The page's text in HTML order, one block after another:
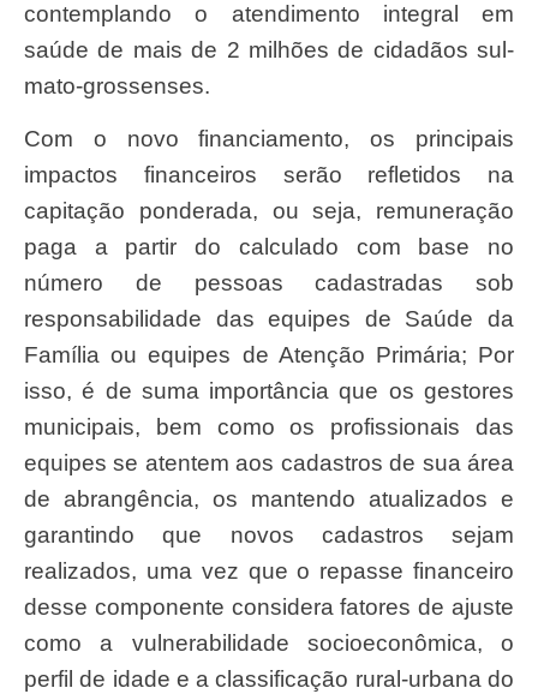
contemplando o atendimento integral em
saúde de mais de 2 milhões de cidadãos sul-
mato-grossenses.
Com o novo financiamento, os principais
impactos financeiros serão refletidos na
capitação ponderada, ou seja, remuneração
paga a partir do calculado com base no
número de pessoas cadastradas sob
responsabilidade das equipes de Saúde da
Família ou equipes de Atenção Primária; Por
isso, é de suma importância que os gestores
municipais, bem como os profissionais das
equipes se atentem aos cadastros de sua área
de abrangência, os mantendo atualizados e
garantindo que novos cadastros sejam
realizados, uma vez que o repasse financeiro
desse componente considera fatores de ajuste
como a vulnerabilidade socioeconômica, o
perfil de idade e a classificação rural-urbana do